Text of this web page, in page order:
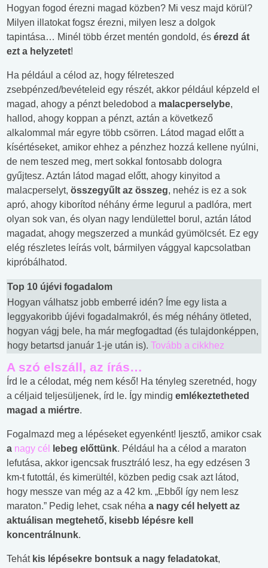
Hogyan fogod érezni magad közben? Mi vesz majd körül?
Milyen illatokat fogsz érezni, milyen lesz a dolgok
tapintása… Minél több érzet mentén gondold, és érezd át
ezt a helyzetet!
Ha például a célod az, hogy félreteszed
zsebpénzed/bevételeid egy részét, akkor például képzeld el
magad, ahogy a pénzt beledobod a malacperselybe,
hallod, ahogy koppan a pénzt, aztán a következő
alkalommal már egyre több csörren. Látod magad előtt a
kísértéseket, amikor ehhez a pénzhez hozzá kellene nyúlni,
de nem teszed meg, mert sokkal fontosabb dologra
gyűjtesz. Aztán látod magad előtt, ahogy kinyitod a
malacperselyt, összegyűlt az összeg, nehéz is ez a sok
apró, ahogy kiborítod néhány érme legurul a padlóra, mert
olyan sok van, és olyan nagy lendülettel borul, aztán látod
magadat, ahogy megszerzed a munkád gyümölcsét. Ez egy
elég részletes leírás volt, bármilyen vággyal kapcsolatban
kipróbálhatod.
Top 10 újévi fogadalom
Hogyan válhatsz jobb emberré idén? Íme egy lista a
leggyakoribb újévi fogadalmakról, és még néhány ötleted,
hogyan vágj bele, ha már megfogadtad (és tulajdonképpen,
hogy betartsd január 1-je után is). Tovább a cikkhez
A szó elszáll, az írás…
Írd le a célodat, még nem késő! Ha tényleg szeretnéd, hogy
a céljaid teljesüljenek, írd le. Így mindig emlékeztetheted
magad a miértre.
Fogalmazd meg a lépéseket egyenként! Ijesztő, amikor csak
a nagy cél lebeg előttünk. Például ha a célod a maraton
lefutása, akkor igencsak frusztráló lesz, ha egy edzésen 3
km-t futottál, és kimerültél, közben pedig csak azt látod,
hogy messze van még az a 42 km. „Ebből így nem lesz
maraton.” Pedig lehet, csak néha a nagy cél helyett az
aktuálisan megtehető, kisebb lépésre kell
koncentrálnunk.
Tehát kis lépésekre bontsuk a nagy feladatokat,